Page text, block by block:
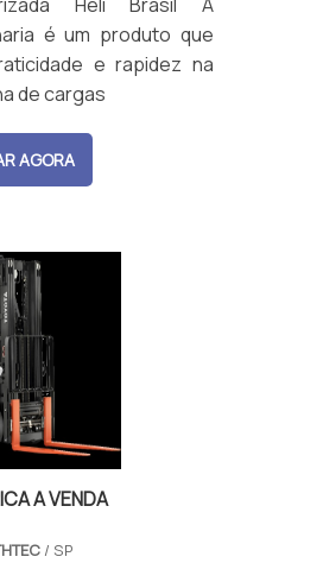
é um produto que
e rapidez na
de cargas
AGORA
A VENDA
/ SP